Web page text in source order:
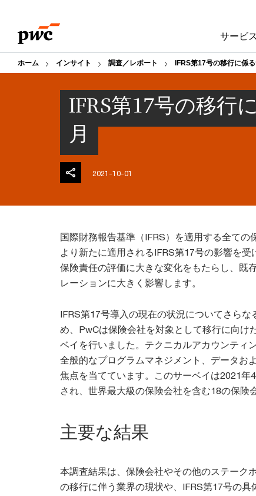
content
footer
サービス
ホーム インサイト 調査／レポート IFRS第17号の移行に係
IFRS第17号の移行
月
2021-10-01
国際財務報告基準（IFRS）を適用する全ての
より新たに適用されるIFRS第17号の影響を受
保険責任の評価に大きな変化をもたらし、既
レーションに大きく影響します。
IFRS第17号導入の現在の状況についてさらな
め、PwCは保険会社を対象として移行に向け
ベイを行いました。テクニカルアカウンティ
全般的なプログラムマネジメント、データお
焦点を当てています。このサーベイは2021年
され、世界最大級の保険会社を含む18の保険
主要な結果
本調査結果は、保険会社やその他のステーク
の移行に伴う業界の現状や、IFRS第17号の具